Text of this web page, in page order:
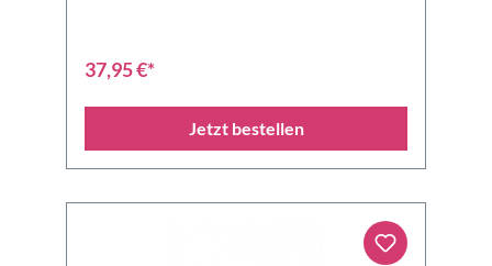
37,95 €*
Jetzt bestellen